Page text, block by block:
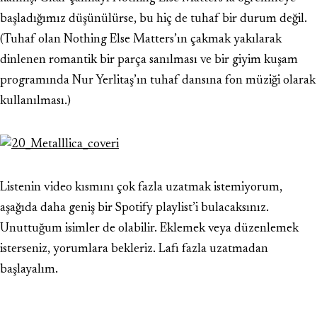
başladığımız düşünülürse, bu hiç de tuhaf bir durum değil.
(Tuhaf olan Nothing Else Matters’ın çakmak yakılarak
dinlenen romantik bir parça sanılması ve bir giyim kuşam
programında Nur Yerlitaş’ın tuhaf dansına fon müziği olarak
kullanılması.)
Listenin video kısmını çok fazla uzatmak istemiyorum,
aşağıda daha geniş bir Spotify playlist’i bulacaksınız.
Unuttuğum isimler de olabilir. Eklemek veya düzenlemek
isterseniz, yorumlara bekleriz. Lafı fazla uzatmadan
başlayalım.